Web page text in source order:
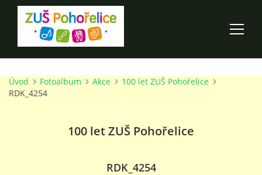
ÚVOD
Úvod Fotoalbum Akce
100 let ZUŠ Pohořelice
RDK_4254
100 let ZUŠ Pohořelice
RDK_4254